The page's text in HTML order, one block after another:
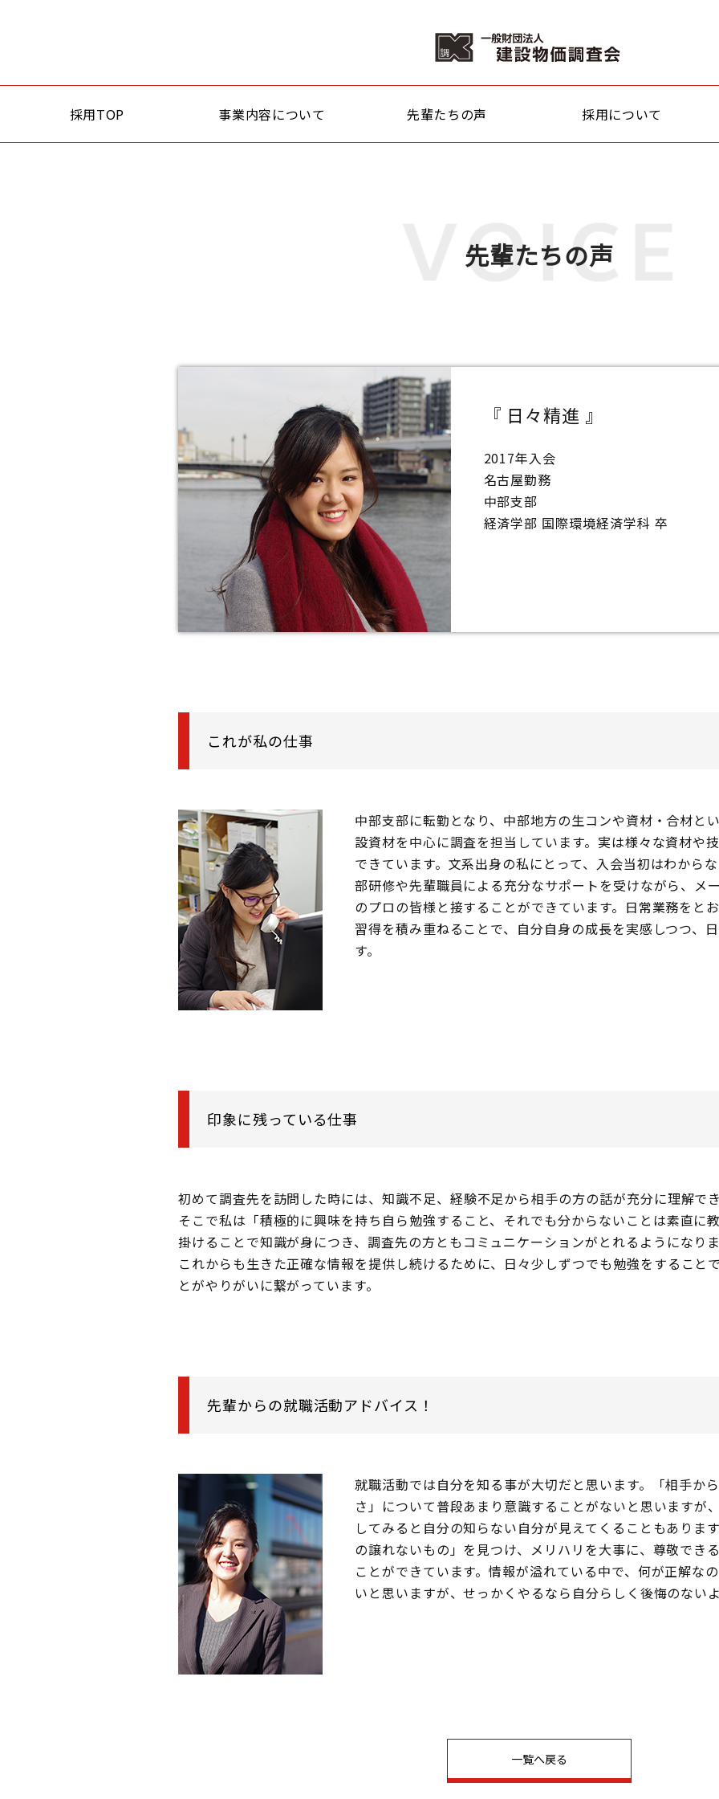
採用TOP 事業内容について 先輩たちの声 採用について
先輩たちの声
『 日々精進 』
2017年入会
名古屋勤務
中部支部
経済学部 国際環境経済学科 卒
これが私の仕事
中部支部に転勤となり、中部地方の生コンや資材・合材と
設資材を中心に調査を担当しています。実は様々な資材や
できています。文系出身の私にとって、入会当初はわから
部研修や先輩職員による充分なサポートを受けながら、メ
のプロの皆様と接することができています。日常業務をと
習得を積み重ねることで、自分自身の成長を実感しつつ、
す。
印象に残っている仕事
初めて調査先を訪問した時には、知識不足、経験不足から相手の方の話が充分に理解で
そこで私は「積極的に興味を持ち自ら勉強すること、それでも分からないことは素直に
掛けることで知識が身につき、調査先の方ともコミュニケーションがとれるようになり
これからも生きた正確な情報を提供し続けるために、日々少しずつでも勉強をすること
とがやりがいに繋がっています。
先輩からの就職活動アドバイス！
就職活動では自分を知る事が大切だと思います。「相手か
さ」について普段あまり意識することがないと思いますが
してみると自分の知らない自分が見えてくることもありま
の譲れないもの」を見つけ、メリハリを大事に、尊敬でき
ことができています。情報が溢れている中で、何が正解な
いと思いますが、せっかくやるなら自分らしく後悔のない
一覧へ戻る